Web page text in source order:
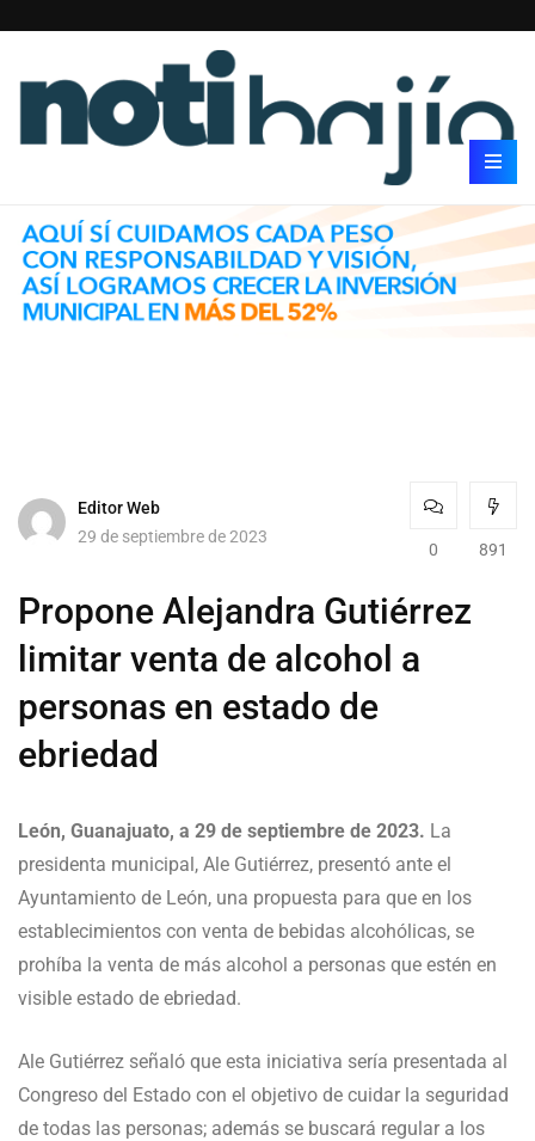
Editor Web
29 de septiembre de 2023
0 891
Propone Alejandra Gutiérrez
limitar venta de alcohol a
personas en estado de
ebriedad
León, Guanajuato, a 29 de septiembre de 2023. La
presidenta municipal, Ale Gutiérrez, presentó ante el
Ayuntamiento de León, una propuesta para que en los
establecimientos con venta de bebidas alcohólicas, se
prohíba la venta de más alcohol a personas que estén en
visible estado de ebriedad.
Ale Gutiérrez señaló que esta iniciativa sería presentada al
Congreso del Estado con el objetivo de cuidar la seguridad
de todas las personas; además se buscará regular a los